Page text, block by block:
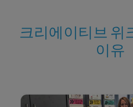
크리에이티브 위
이유